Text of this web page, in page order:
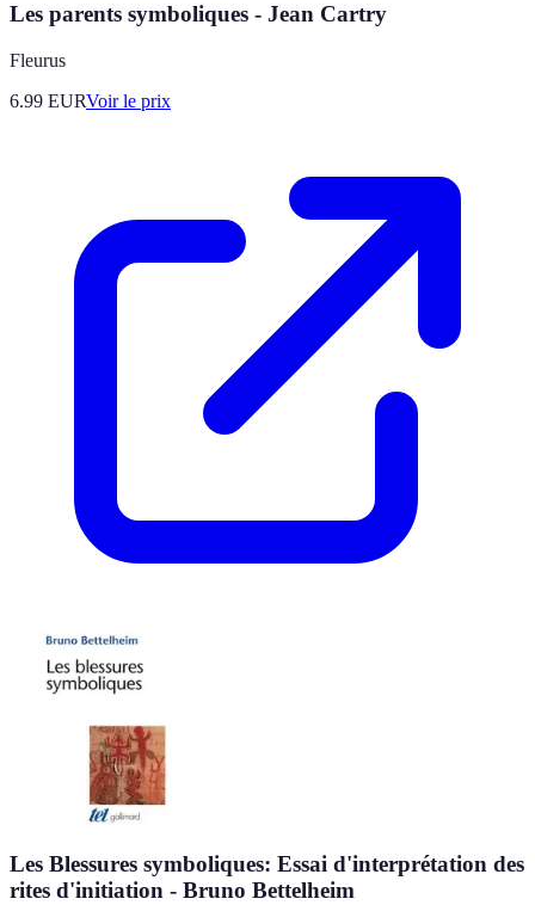
Les parents symboliques - Jean Cartry
Fleurus
6.99 EURVoir le prix
Les Blessures symboliques: Essai d'interprétation des
rites d'initiation - Bruno Bettelheim